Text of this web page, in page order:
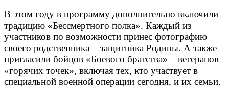
В этом году в программу дополнительно включили
традицию «Бессмертного полка». Каждый из
участников по возможности принес фотографию
своего родственника – защитника Родины. А также
пригласили бойцов «Боевого братства» – ветеранов
«горячих точек», включая тех, кто участвует в
специальной военной операции сегодня, и их семьи.